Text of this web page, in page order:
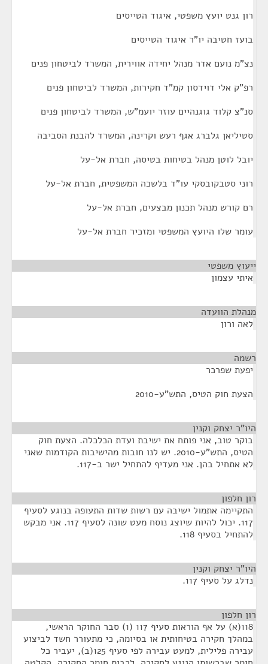
רון גנט יועץ משפטי, איגוד הטייסים
בועז חטיבה יו"ר איגוד הטייסים
נצ"מ נועם אדר מנהל יחידה אווירית, המשרד לביטחון פנים
רפ"ק אלי דוידסון קמ"ד חקירות, המשרד לביטחון פנים
סנ"צ קלוד גוגנהיים עוזר יועמ"ש, המשרד לביטחון פנים
סטיליאן גלברג אגף רעש וקרינה, המשרד להבנת הסביבה
יובל לוטן מנהל בטיחות בטיסה, חברת אל-על
רוני סטבקובסקי עו"ד בלשכה המשפטית, חברת אל-על
רם קורש מנהל תכנון מבצעים, חברת אל-על
עומר שלו היועץ המשפטי ומזכיר חברת אל-על
ייעוץ משפטי
איתי עצמון
מנהלת הוועדה
לאה ורון
רשמה
יפעת שפרכר
הצעת חוק הטיס, התש"ע-2010
היו"ר יצחק וקנין
בוקר טוב, אני פותח את ישיבת ועדת הכלכלה. הצעת חוק
הטיס, התש"ע-2010. יש לנו חובות מהישיבות הקודמות שאני
לא אתחיל בהן. אני מעדיף להתחיל ישר ב-117.
רון חלפון
התקיימה אתמול ישיבה עם רשות שדות התעופה בנוגע לסעיף
117. יכול להיות שיוצג נוסח מעט שונה לסעיף 117. אני מבקש
להתחיל בסעיף 118.
היו"ר יצחק וקנין
נדלג על סעיף 117.
רון חלפון
118(א) על אף הוראות סעיף 117 (1) סבר החוקר הראשי,
במהלך חקירה בטיחותית או בסיומה, כי מתעורר חשד לביצוע
עבירה פלילית, למעט עבירה לפי סעיף 125(ב), יעביר כל